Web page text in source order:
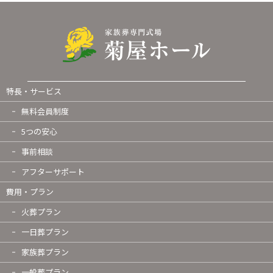
特長・サービス
無料会員制度
5つの安心
事前相談
アフターサポート
費用・プラン
火葬プラン
一日葬プラン
家族葬プラン